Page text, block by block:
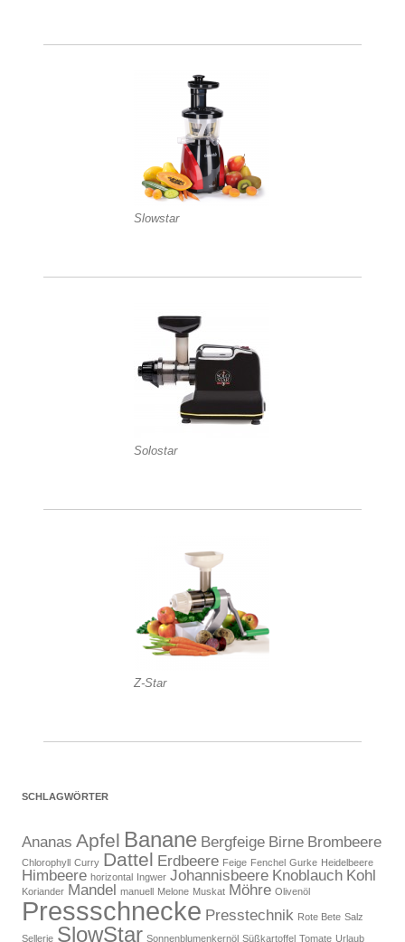
Slowstar
Solostar
Z-Star
SCHLAGWÖRTER
Ananas Apfel Banane Bergfeige Birne Brombeere
Chlorophyll Curry Dattel Erdbeere Feige Fenchel Gurke Heidelbeere
Himbeere horizontal Ingwer Johannisbeere Knoblauch Kohl
Koriander Mandel manuell Melone Muskat Möhre Olivenöl
Pressschnecke Presstechnik Rote Bete Salz
Sellerie SlowStar Sonnenblumenkernöl Süßkartoffel Tomate Urlaub